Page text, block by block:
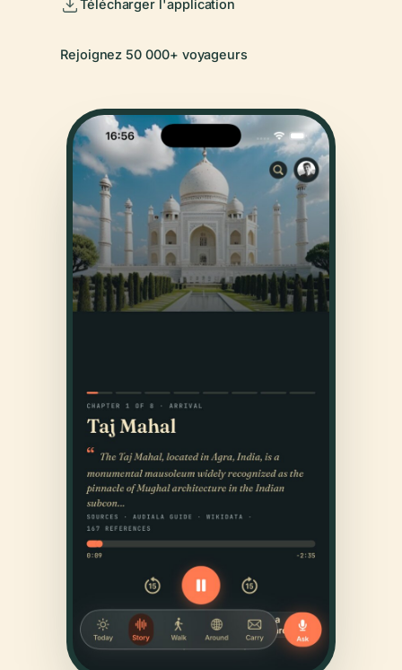
Télécharger l'application
Rejoignez 50 000+ voyageurs